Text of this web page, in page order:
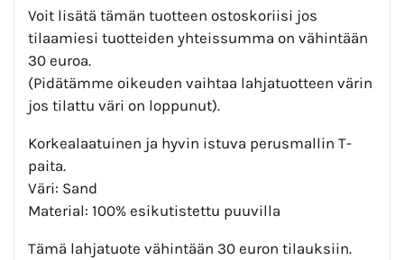
Voit lisätä tämän tuotteen ostoskoriisi jos
tilaamiesi tuotteiden yhteissumma on vähintään
30 euroa.
(Pidätämme oikeuden vaihtaa lahjatuotteen värin
jos tilattu väri on loppunut).
Korkealaatuinen ja hyvin istuva perusmallin T-
paita.
Väri: Sand
Material: 100% esikutistettu puuvilla
Tämä lahjatuote vähintään 30 euron tilauksiin.